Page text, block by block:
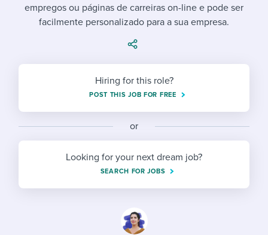
Evaluating candidates
Working together with others
Maintaining hiring pipelines
Developing & retaining people
Ensuring compliance
Finding and attracting people
Establishing an employer brand
Candidate/employee experiences
Job description templates
Policy templates
Onboarding checklists
Step-by-step tutorials
Free ebooks & reports
HR terms
I WANT TO LEARN ABOUT...
Pay & benefits
Career development
Modern working life
Overall career resources
Workable customer stories
Explore Workable
Request a demo
Start a free trial
empregos ou páginas de carreiras on-line e pode ser
facilmente personalizado para a sua empresa.
Hiring for this role?
POST THIS JOB FOR FREE
or
Looking for your next dream job?
SEARCH FOR JOBS